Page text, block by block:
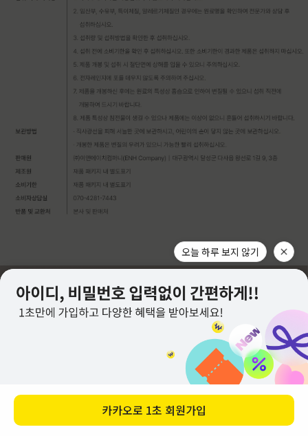
오늘 하루 보지 않기
카카오로 1초 회원가입